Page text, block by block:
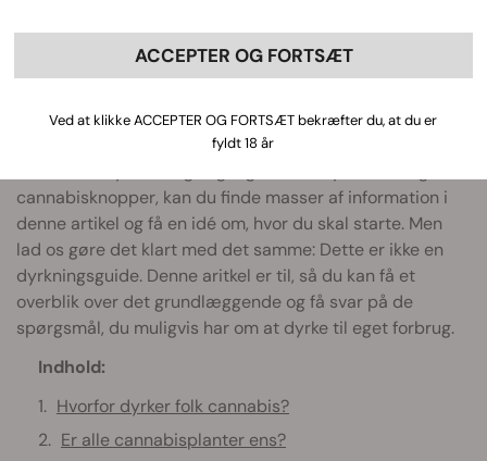
cannabisknopper, kan du finde masser af information i
denne artikel og få en idé om, hvor du skal starte. Men
lad os gøre det klart med det samme: Dette er ikke en
dyrkningsguide. Denne aritkel er til, så du kan få et
overblik over det grundlæggende og få svar på de
spørgsmål, du muligvis har om at dyrke til eget forbrug.
Indhold:
Hvorfor dyrker folk cannabis?
Er alle cannabisplanter ens?
ACCEPTER OG FORTSÆT
Ved at klikke ACCEPTER OG FORTSÆT bekræfter du, at du er
fyldt 18 år